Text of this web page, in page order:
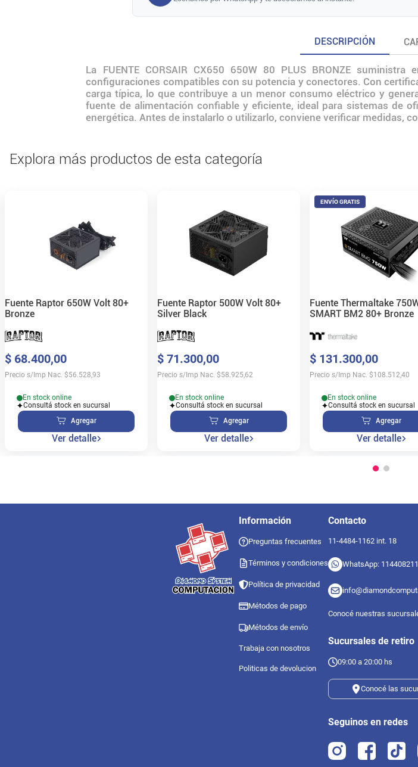
DESCRIPCIÓN
La FUENTE CORSAIR CX650 650W 80 PLUS BRONZE
configuraciones compatibles con su potencia y conectores. Con
carga típica, lo que contribuye a un menor consumo eléctrico y
fuente de alimentación confiable y eficiente, ideal para sistemas de
energética. Antes de instalarlo o utilizarlo, conviene verificar medidas,
Explora más productos de esta categoría
Fuente Raptor 650W Volt 80+
Bronze
$ 68.400,00
Precio s/Imp Nac. $56.528,93
En stock online
Consultá stock en sucursal
Agregar
Ver detalle
Fuente Raptor 500W Volt 80+
Silver Black
$ 71.300,00
Precio s/Imp Nac. $58.925,62
En stock online
Consultá stock en sucursal
Agregar
Ver detalle
ENVÍO GRATIS
Fuente Thermaltake
SMART BM2 80+ Bronze
$ 131.300,00
Precio s/Imp Nac. $108.512,40
En stock online
Consultá stock en sucursal
Agregar
Ver detalle
Información
Preguntas frecuentes
Términos y condiciones
Política de privacidad
Métodos de pago
Métodos de envío
Trabaja con nosotros
Politicas de devolucion
Contacto
11-4484-1162 int. 18
WhatsApp:
Conocé nuestras
Sucursales de retiro
09:00 a 20:00 hs
Conocé las
Seguinos en redes